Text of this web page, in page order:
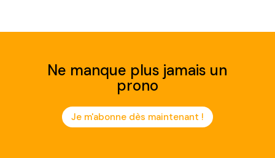
Ne manque plus jamais un
prono
Je m'abonne dès maintenant !